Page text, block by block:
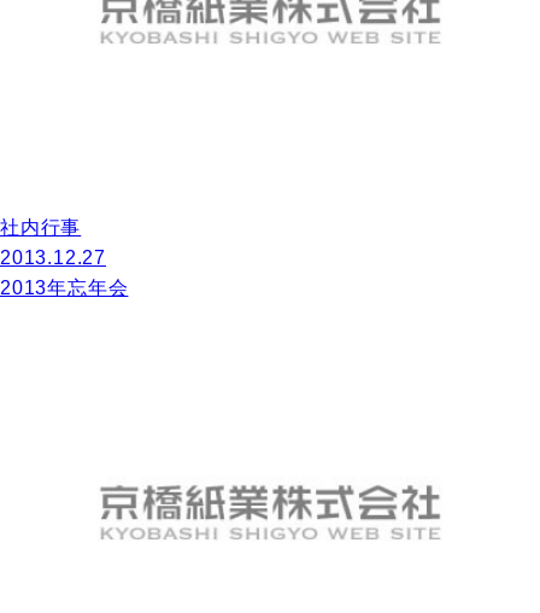
社内行事
2013.12.27
2013年忘年会